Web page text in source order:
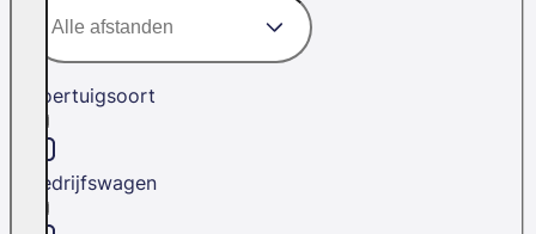
Voertuigsoort
Bedrijfswagen